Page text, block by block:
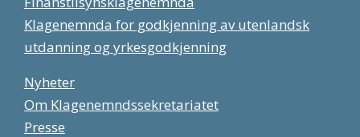
Klagenemnda for godkjenning av utenlandsk
utdanning og yrkesgodkjenning
Nyheter
Om Klagenemndssekretariatet
Presse